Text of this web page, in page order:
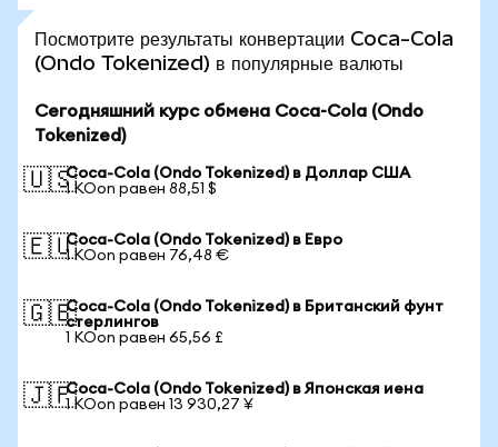
Посмотрите результаты конвертации Coca-Cola
(Ondo Tokenized) в популярные валюты
Сегодняшний курс обмена Coca-Cola (Ondo
Tokenized)
🇺🇸Coca-Cola (Ondo Tokenized) в Доллар США
1 KOon равен 88,51 $
🇪🇺Coca-Cola (Ondo Tokenized) в Евро
1 KOon равен 76,48 €
🇬🇧Coca-Cola (Ondo Tokenized) в Британский фунт
стерлингов
1 KOon равен 65,56 £
🇯🇵Coca-Cola (Ondo Tokenized) в Японская иена
1 KOon равен 13 930,27 ¥